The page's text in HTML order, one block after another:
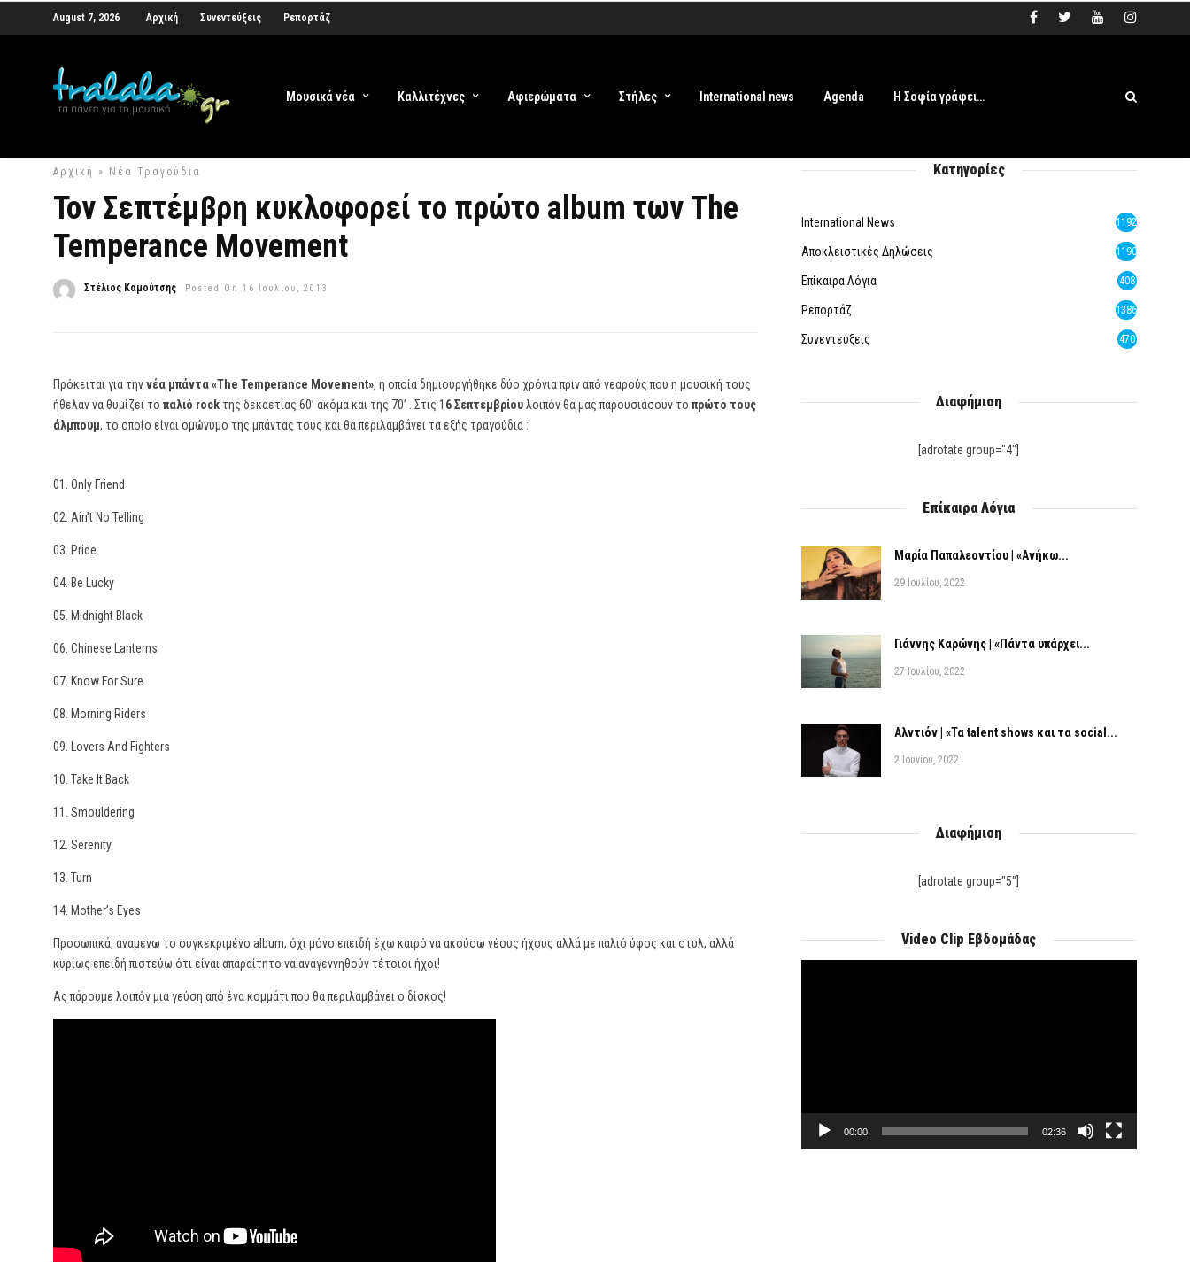
August 7, 2026 Αρχική Συνεντεύξεις Ρεπορτάζ
Μουσικά νέα Καλλιτέχνες Αφιερώματα Στήλες International news Agenda Η Σοφία γράφει…
Αρχική » Νέα Τραγούδια
Τον Σεπτέμβρη κυκλοφορεί το πρώτο album των The
Temperance Movement
Στέλιος Καμούτσης Posted On 16 Ιουλίου, 2013
Πρόκειται για τηννέα μπάντα «The Temperance Movement», η οποία δημιουργήθηκε δύο χρόνια πριν από νεαρούς που η μουσική τους
ήθελαν να θυμίζει το παλιό rockτης δεκαετίας 60’ ακόμα και της 70’ . Στις 1 6 Σεπτεμβρίουλοιπόν θα μας παρουσιάσουν το πρώτο τους
άλμπουμ, το οποίο είναι ομώνυμο της μπάντας τους και θα περιλαμβάνει τα εξής τραγούδια :
01. Only Friend
02. Ain’t No Telling
03. Pride
04. Be Lucky
05. Midnight Black
06. Chinese Lanterns
07. Know For Sure
08. Morning Riders
09. Lovers And Fighters
10. Take It Back
11. Smouldering
12. Serenity
13. Turn
14. Mother’s Eyes
Προσωπικά, αναμένω το συγκεκριμένο album, όχι μόνο επειδή έχω καιρό να ακούσω νέους ήχους αλλά με παλιό ύφος και στυλ, αλλά
κυρίως επειδή πιστεύω ότι είναι απαραίτητο να αναγεννηθούν τέτοιοι ήχοι!
Ας πάρουμε λοιπόν μια γεύση από ένα κομμάτι που θα περιλαμβάνει ο δίσκος!
Κατηγορίες
International News 1192
Αποκλειστικές Δηλώσεις 1190
Επίκαιρα Λόγια 408
Ρεπορτάζ 1386
Συνεντεύξεις 470
Διαφήμιση
[adrotate group="4"]
Επίκαιρα Λόγια
Μαρία Παπαλεοντίου | «Ανήκω...
29 Ιουλίου, 2022
Γιάννης Καρώνης | «Πάντα υπάρχει...
27 Ιουλίου, 2022
Αλντιόν | «Τα talent shows και τα social...
2 Ιουνίου, 2022
Διαφήμιση
[adrotate group="5"]
Video Clip Εβδομάδας
00:00 02:36